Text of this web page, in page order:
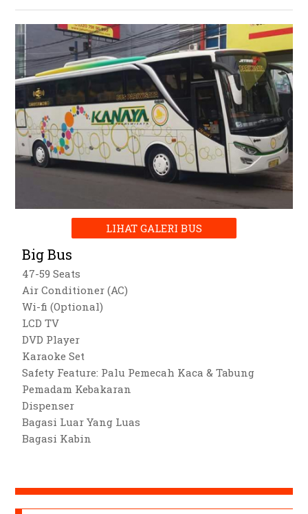
LIHAT GALERI BUS
Big Bus
47-59 Seats
Air Conditioner (AC)
Wi-fi (Optional)
LCD TV
DVD Player
Karaoke Set
Safety Feature: Palu Pemecah Kaca & Tabung
Pemadam Kebakaran
Dispenser
Bagasi Luar Yang Luas
Bagasi Kabin